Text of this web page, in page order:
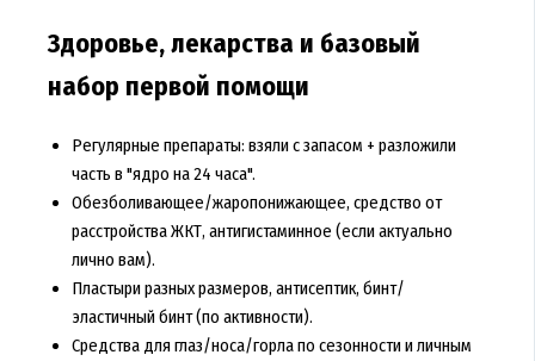
Здоровье, лекарства и базовый
набор первой помощи
Регулярные препараты: взяли с запасом + разложили
часть в "ядро на 24 часа".
Обезболивающее/жаропонижающее, средство от
расстройства ЖКТ, антигистаминное (если актуально
лично вам).
Пластыри разных размеров, антисептик, бинт/
эластичный бинт (по активности).
Средства для глаз/носа/горла по сезонности и личным